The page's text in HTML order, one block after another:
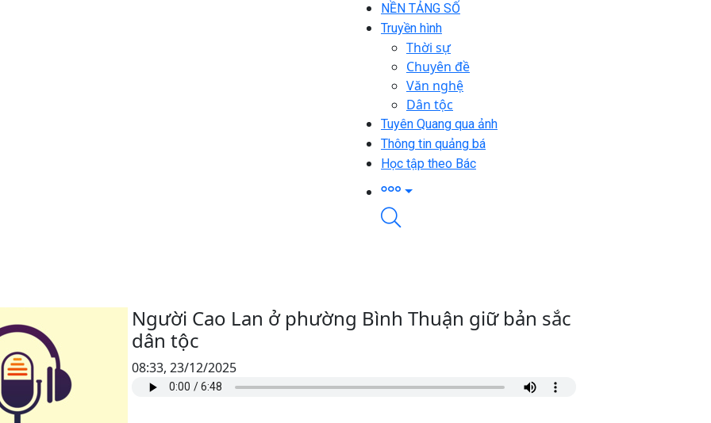
NỀN TẢNG SỐ
Truyền hình
Thời sự
Chuyên đề
Văn nghệ
Dân tộc
Tuyên Quang qua ảnh
Thông tin quảng bá
Học tập theo Bác
Người Cao Lan ở phường Bình Thuận giữ bản sắc
dân tộc
08:33, 23/12/2025